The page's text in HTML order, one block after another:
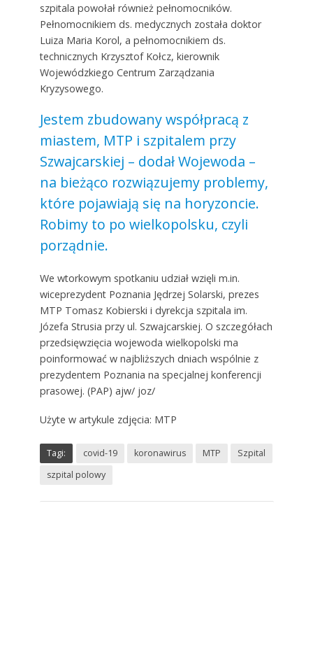
szpitala powołał również pełnomocników.
Pełnomocnikiem ds. medycznych została doktor
Luiza Maria Korol, a pełnomocnikiem ds.
technicznych Krzysztof Kołcz, kierownik
Wojewódzkiego Centrum Zarządzania
Kryzysowego.
Jestem zbudowany współpracą z
miastem, MTP i szpitalem przy
Szwajcarskiej – dodał Wojewoda –
na bieżąco rozwiązujemy problemy,
które pojawiają się na horyzoncie.
Robimy to po wielkopolsku, czyli
porządnie.
We wtorkowym spotkaniu udział wzięli m.in.
wiceprezydent Poznania Jędrzej Solarski, prezes
MTP Tomasz Kobierski i dyrekcja szpitala im.
Józefa Strusia przy ul. Szwajcarskiej. O szczegółach
przedsięwzięcia wojewoda wielkopolski ma
poinformować w najbliższych dniach wspólnie z
prezydentem Poznania na specjalnej konferencji
prasowej. (PAP) ajw/ joz/
Użyte w artykule zdjęcia: MTP
Tagi: covid-19 koronawirus MTP
Szpital
szpital polowy